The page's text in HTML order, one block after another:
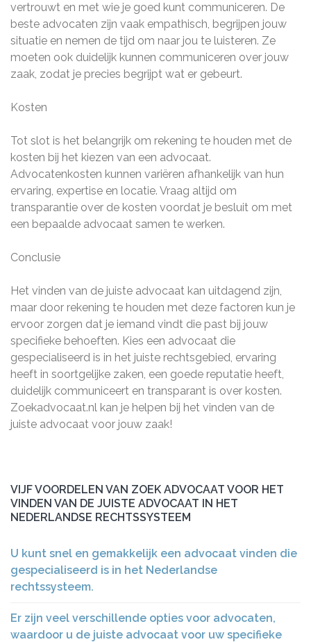
vertrouwt en met wie je goed kunt communiceren. De
beste advocaten zijn vaak empathisch, begrijpen jouw
situatie en nemen de tijd om naar jou te luisteren. Ze
moeten ook duidelijk kunnen communiceren over jouw
zaak, zodat je precies begrijpt wat er gebeurt.
Kosten
Tot slot is het belangrijk om rekening te houden met de
kosten bij het kiezen van een advocaat.
Advocatenkosten kunnen variëren afhankelijk van hun
ervaring, expertise en locatie. Vraag altijd om
transparantie over de kosten voordat je besluit om met
een bepaalde advocaat samen te werken.
Conclusie
Het vinden van de juiste advocaat kan uitdagend zijn,
maar door rekening te houden met deze factoren kun je
ervoor zorgen dat je iemand vindt die past bij jouw
specifieke behoeften. Kies een advocaat die
gespecialiseerd is in het juiste rechtsgebied, ervaring
heeft in soortgelijke zaken, een goede reputatie heeft,
duidelijk communiceert en transparant is over kosten.
Zoekadvocaat.nl kan je helpen bij het vinden van de
juiste advocaat voor jouw zaak!
VIJF VOORDELEN VAN ZOEK ADVOCAAT VOOR HET
VINDEN VAN DE JUISTE ADVOCAAT IN HET
NEDERLANDSE RECHTSSYSTEEM
U kunt snel en gemakkelijk een advocaat vinden die
gespecialiseerd is in het Nederlandse
rechtssysteem.
Er zijn veel verschillende opties voor advocaten,
waardoor u de juiste advocaat voor uw specifieke